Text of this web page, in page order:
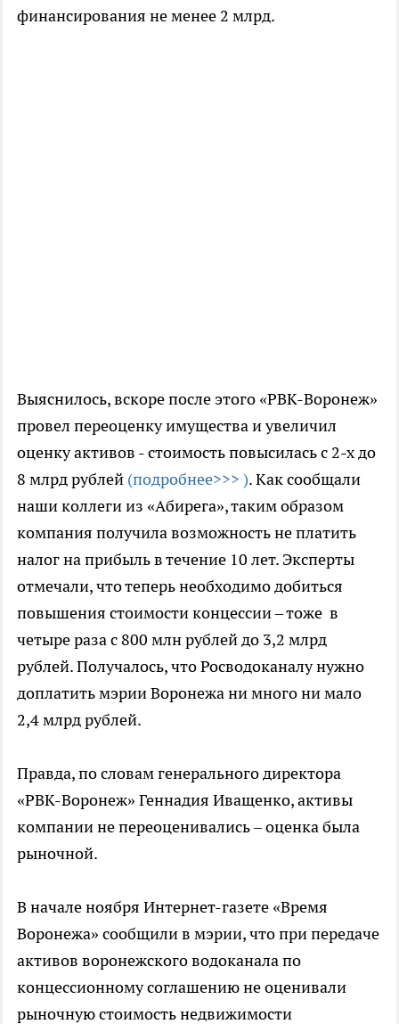
финансирования не менее 2 млрд.
Выяснилось, вскоре после этого «РВК-Воронеж»
провел переоценку имущества и увеличил
оценку активов - стоимость повысилась с 2-х до
8 млрд рублей (подробнее>>> ). Как сообщали
наши коллеги из «Абирега», таким образом
компания получила возможность не платить
налог на прибыль в течение 10 лет. Эксперты
отмечали, что теперь необходимо добиться
повышения стоимости концессии – тоже в
четыре раза с 800 млн рублей до 3,2 млрд
рублей. Получалось, что Росводоканалу нужно
доплатить мэрии Воронежа ни много ни мало
2,4 млрд рублей.
Правда, по словам генерального директора
«РВК-Воронеж» Геннадия Иващенко, активы
компании не переоценивались – оценка была
рыночной.
В начале ноября Интернет-газете «Время
Воронежа» сообщили в мэрии, что при передаче
активов воронежского водоканала по
концессионному соглашению не оценивали
рыночную стоимость недвижимости